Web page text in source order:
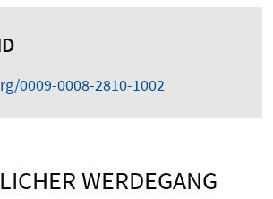
0009-0008-2810-1002
WERDEGANG